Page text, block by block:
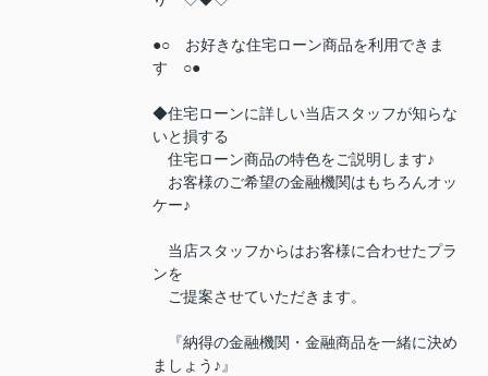
●○ お好きな住宅ローン商品を利用できま
す ○●
◆住宅ローンに詳しい当店スタッフが知らな
いと損する
住宅ローン商品の特色をご説明します♪
お客様のご希望の金融機関はもちろんオッ
ケー♪
当店スタッフからはお客様に合わせたプラ
ンを
ご提案させていただきます。
『納得の金融機関・金融商品を一緒に決め
ましょう♪』